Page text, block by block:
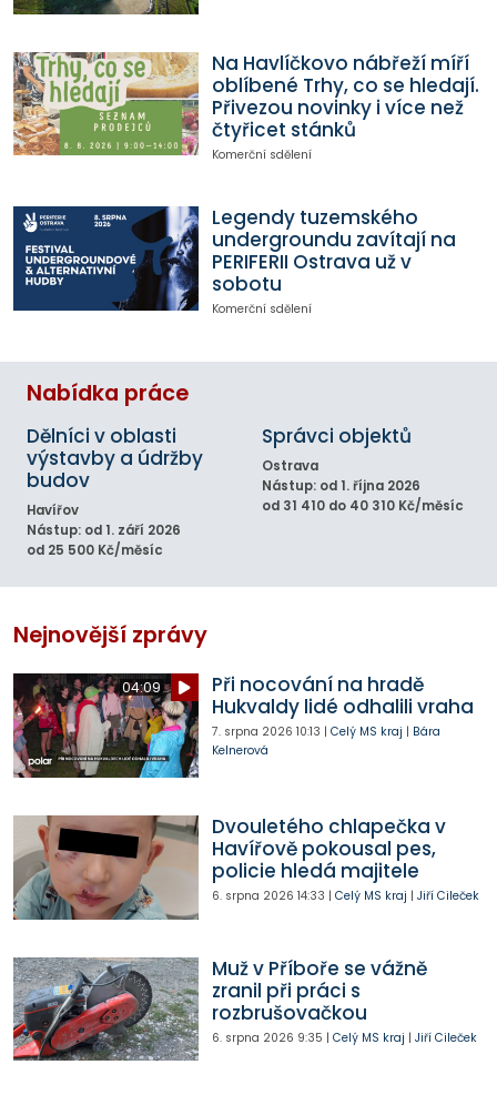
Na Havlíčkovo nábřeží míří
oblíbené Trhy, co se hledají.
Přivezou novinky i více než
čtyřicet stánků
Komerční sdělení
Legendy tuzemského
undergroundu zavítají na
PERIFERII Ostrava už v
sobotu
Komerční sdělení
Nabídka práce
Dělníci v oblasti
výstavby a údržby
budov
Havířov
Nástup: od 1. září 2026
od 25 500 Kč/měsíc
Správci objektů
Ostrava
Nástup: od 1. října 2026
od 31 410 do 40 310 Kč/měsíc
Nejnovější zprávy
04:09
Při nocování na hradě
Hukvaldy lidé odhalili vraha
7. srpna 2026 10:13 | Celý MS kraj | Bára
Kelnerová
Dvouletého chlapečka v
Havířově pokousal pes,
policie hledá majitele
6. srpna 2026 14:33 | Celý MS kraj | Jiří Cileček
Muž v Příboře se vážně
zranil při práci s
rozbrušovačkou
6. srpna 2026 9:35 | Celý MS kraj | Jiří Cileček